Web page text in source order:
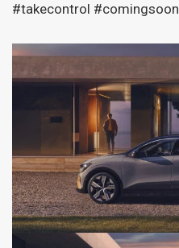
#takecontrol #comingsoon